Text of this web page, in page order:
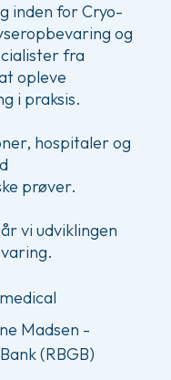
inden for Cryo-
og
fra
opleve
i praksis.
hospitaler og
prøver.
vi udviklingen
Madsen -
(RBGB)